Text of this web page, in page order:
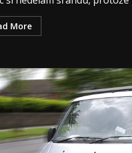
More